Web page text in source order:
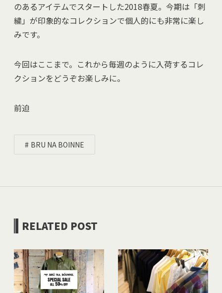
のあるアイテムでスタートした2018春夏。今期は「刺
繍」が印象的なコレクションで個人的にも非常に楽し
みです。
今回はここまで。これから毎週のように入荷するコレ
クションをどうぞお楽しみに。
前迫
BRU NA BOINNE
RELATED POST